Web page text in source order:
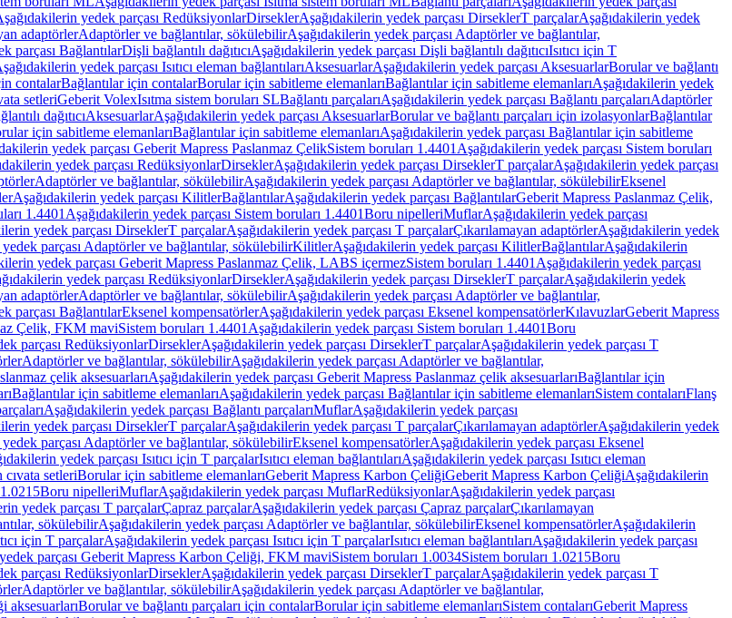
yedek parçası RedüksiyonlarDirseklerAşağıdakilerin yedek parçası DirseklerT parçalarAşağıdakilerin yedek
adaptörlerAdaptörler ve bağlantılar, sökülebilirAşağıdakilerin yedek parçası Adaptörler ve bağlantılar,
parçası BağlantılarDişli bağlantılı dağıtıcıAşağıdakilerin yedek parçası Dişli bağlantılı dağıtıcıIsıtıcı için T
yedek parçası Isıtıcı eleman bağlantılarıAksesuarlarAşağıdakilerin yedek parçası AksesuarlarBorular ve bağlantı
contalarBağlantılar için contalarBorular için sabitleme elemanlarıBağlantılar için sabitleme elemanlarıAşağıdakilerin yedek
setleriGeberit VolexIsıtma sistem boruları SLBağlantı parçalarıAşağıdakilerin yedek parçası Bağlantı parçalarıAdaptörler
dağıtıcıAksesuarlarAşağıdakilerin yedek parçası AksesuarlarBorular ve bağlantı parçaları için izolasyonlarBağlantılar
için sabitleme elemanlarıBağlantılar için sabitleme elemanlarıAşağıdakilerin yedek parçası Bağlantılar için sabitleme
yedek parçası Geberit Mapress Paslanmaz ÇelikSistem boruları 1.4401 Aşağıdakilerin yedek parçası Sistem boruları
yedek parçası RedüksiyonlarDirseklerAşağıdakilerin yedek parçası DirseklerT parçalarAşağıdakilerin yedek parçası
Adaptörler ve bağlantılar, sökülebilirAşağıdakilerin yedek parçası Adaptörler ve bağlantılar, sökülebilirEksenel
Aşağıdakilerin yedek parçası KilitlerBağlantılarAşağıdakilerin yedek parçası BağlantılarGeberit Mapress Paslanmaz Çelik,
1.4401 Aşağıdakilerin yedek parçası Sistem boruları 1.4401Boru nipelleriMuflarAşağıdakilerin yedek parçası
yedek parçası DirseklerT parçalarAşağıdakilerin yedek parçası T parçalarÇıkarılamayan adaptörlerAşağıdakilerin yedek
parçası Adaptörler ve bağlantılar, sökülebilirKilitlerAşağıdakilerin yedek parçası KilitlerBağlantılarAşağıdakilerin
yedek parçası Geberit Mapress Paslanmaz Çelik, LABS içermezSistem boruları 1.4401 Aşağıdakilerin yedek parçası
yedek parçası RedüksiyonlarDirseklerAşağıdakilerin yedek parçası DirseklerT parçalarAşağıdakilerin yedek
adaptörlerAdaptörler ve bağlantılar, sökülebilirAşağıdakilerin yedek parçası Adaptörler ve bağlantılar,
parçası BağlantılarEksenel kompensatörlerAşağıdakilerin yedek parçası Eksenel kompensatörlerKılavuzlarGeberit Mapress
Çelik, FKM maviSistem boruları 1.4401 Aşağıdakilerin yedek parçası Sistem boruları 1.4401Boru
parçası RedüksiyonlarDirseklerAşağıdakilerin yedek parçası DirseklerT parçalarAşağıdakilerin yedek parçası T
Adaptörler ve bağlantılar, sökülebilirAşağıdakilerin yedek parçası Adaptörler ve bağlantılar,
çelik aksesuarlarıAşağıdakilerin yedek parçası Geberit Mapress Paslanmaz çelik aksesuarlarıBağlantılar için
Bağlantılar için sabitleme elemanlarıAşağıdakilerin yedek parçası Bağlantılar için sabitleme elemanlarıSistem contalarıFlanş
Aşağıdakilerin yedek parçası Bağlantı parçalarıMuflarAşağıdakilerin yedek parçası
yedek parçası DirseklerT parçalarAşağıdakilerin yedek parçası T parçalarÇıkarılamayan adaptörlerAşağıdakilerin yedek
parçası Adaptörler ve bağlantılar, sökülebilirEksenel kompensatörlerAşağıdakilerin yedek parçası Eksenel
yedek parçası Isıtıcı için T parçalarIsıtıcı eleman bağlantılarıAşağıdakilerin yedek parçası Isıtıcı eleman
cıvata setleriBorular için sabitleme elemanlarıGeberit Mapress Karbon ÇeliğiGeberit Mapress Karbon ÇeliğiAşağıdakilerin
Boru nipelleriMuflarAşağıdakilerin yedek parçası MuflarRedüksiyonlarAşağıdakilerin yedek parçası
yedek parçası T parçalarÇapraz parçalarAşağıdakilerin yedek parçası Çapraz parçalarÇıkarılamayan
sökülebilirAşağıdakilerin yedek parçası Adaptörler ve bağlantılar, sökülebilirEksenel kompensatörlerAşağıdakilerin
için T parçalarAşağıdakilerin yedek parçası Isıtıcı için T parçalarIsıtıcı eleman bağlantılarıAşağıdakilerin yedek parçası
parçası Geberit Mapress Karbon Çeliği, FKM maviSistem boruları 1.0034Sistem boruları 1.0215Boru
parçası RedüksiyonlarDirseklerAşağıdakilerin yedek parçası DirseklerT parçalarAşağıdakilerin yedek parçası T
Adaptörler ve bağlantılar, sökülebilirAşağıdakilerin yedek parçası Adaptörler ve bağlantılar,
aksesuarlarıBorular ve bağlantı parçaları için contalarBorular için sabitleme elemanlarıSistem contalarıGeberit Mapress